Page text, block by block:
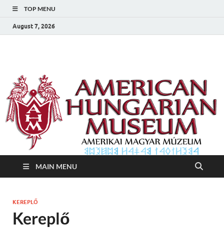
TOP MENU
August 7, 2026
Amerikai Magyar
Múzeum
MAIN MENU
KEREPLŐ
Kereplő